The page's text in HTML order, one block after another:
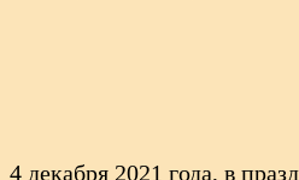
4 декабря 2021 года, в